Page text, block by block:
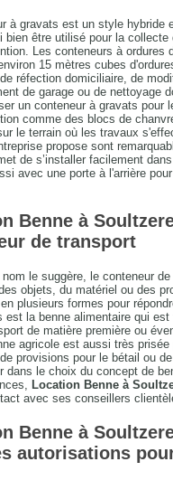
à gravats est un style hybride
bien être utilisé pour la collecte
Les conteneurs à ordures
15 mètres cubes
réfection domiciliaire, de
de garage ou de nettoyage
un conteneur à gravats pour
comme des blocs de
le terrain où les travaux
propose sont
de s’installer facilement
avec une porte à l'arrière
Benne à
de transport
nom le suggère, le conteneur
objets, du matériel ou des
plusieurs formes pour
est la benne alimentaire qui
de matière première ou
agricole est aussi très
provisions pour le bétail ou
dans le choix du concept de
Location Benne à
avec ses conseillers
Benne à
autorisations pour